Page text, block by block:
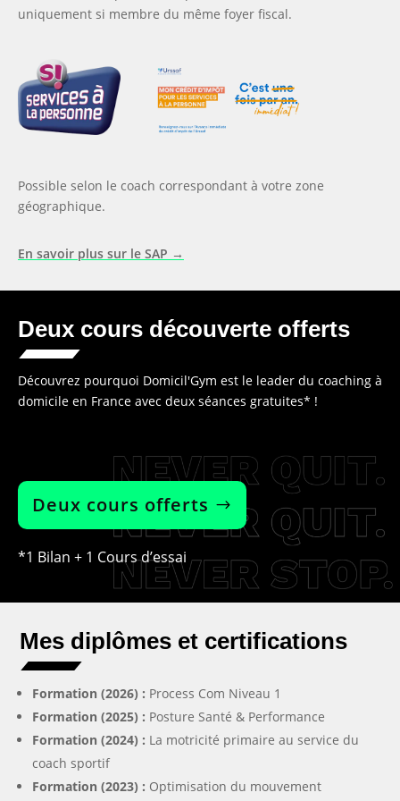
uniquement si membre du même foyer fiscal.
Possible selon le coach correspondant à votre zone
géographique.
En savoir plus sur le SAP →
Deux cours découverte offerts
Découvrez pourquoi Domicil'Gym est le leader du coaching à
domicile en France avec deux séances gratuites* !
Deux cours offerts
*1 Bilan + 1 Cours d’essai
Mes diplômes et certifications
Formation (2026) : Process Com Niveau 1
Formation (2025) : Posture Santé & Performance
Formation (2024) : La motricité primaire au service du
coach sportif
Formation (2023) : Optimisation du mouvement